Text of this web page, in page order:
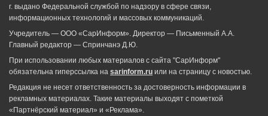
г. выдано Федеральной службой по надзору в сфере связи,
информационных технологий и массовых коммуникаций.
Учредитель — ООО «СарИнформ». Директор — Письменный А.А.
Главный редактор — Спринчанэ Д.Ю.
При использовании любых материалов с сайта "СарИнформ"
обязательна гиперссылка на sarinform.ru или на страницу с новостью.
Редакция не несет ответственность за достоверность информации в
рекламных материалах. Такие материалы выходят с пометкой
«Партнёрский материал» и «Реклама».